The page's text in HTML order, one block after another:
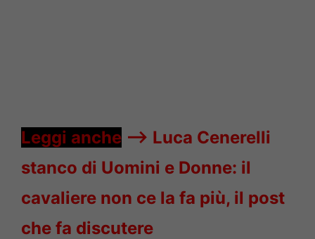
Leggi anche —-> Luca Cenerelli
stanco di Uomini e Donne: il
cavaliere non ce la fa più, il post
che fa discutere